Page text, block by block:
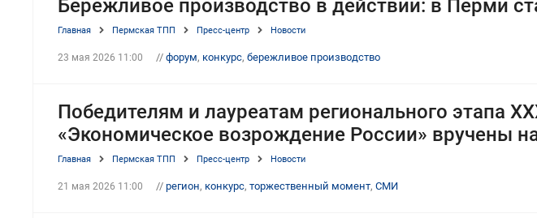
Бережливое производство в действии: в Перми
Главная Пермская ТПП Пресс-центр Новости
23 мая 2026 11:00 // форум, конкурс, бережливое производство
Победителям и лауреатам регионального этапа
«Экономическое возрождение России» вручены
Главная Пермская ТПП Пресс-центр Новости
21 мая 2026 11:00 // регион, конкурс, торжественный момент, СМИ